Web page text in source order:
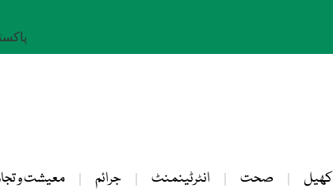
پاکستان:
کھیل صحت انٹرٹینمنٹ جرائم معیشت و